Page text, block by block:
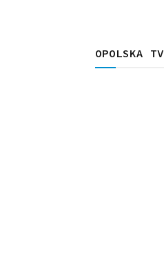
OPOLSKA TV